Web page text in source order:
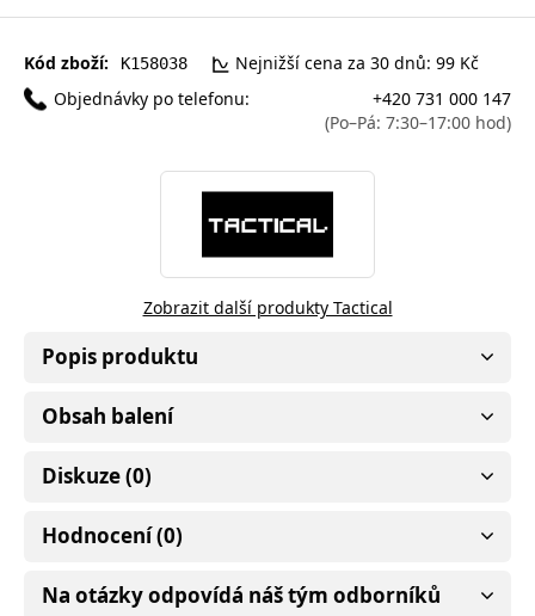
Kód zboží: K158038
Nejnižší cena za 30 dnů: 99 Kč
Objednávky po telefonu:
+420 731 000 147
(Po–Pá: 7:30–17:00 hod)
Zobrazit další produkty Tactical
Popis produktu
Obsah balení
Diskuze (0)
Hodnocení (0)
Na otázky odpovídá náš tým odborníků